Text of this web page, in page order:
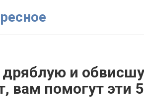
и
вам помогут эти